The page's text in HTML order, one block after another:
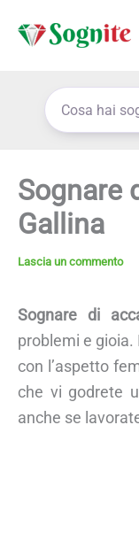
Sognare
Gallina
Lascia un commento
Sognare di
problemi e
con l’aspetto
che vi godrete
anche se